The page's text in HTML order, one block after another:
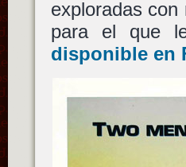
exploradas
para el que
disponible en